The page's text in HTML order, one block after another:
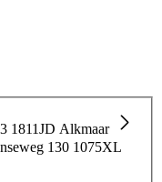
1811JD Alkmaar
130 1075XL